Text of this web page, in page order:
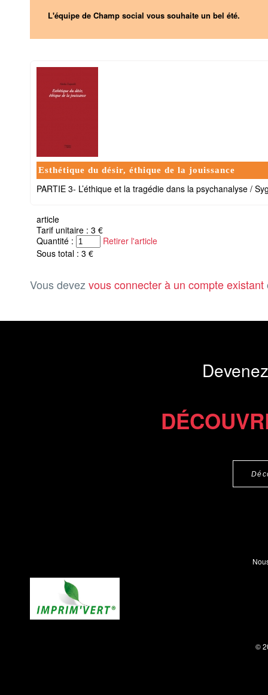
L'équipe de Champ social vous souhaite un bel été.
Esthétique du désir, éthique de la jouissance
PARTIE 3- L’éthique et la tragédie dans la psychanalyse /
article
Tarif unitaire : 3 €
Quantité :
Retirer l'article
Sous total : 3 €
Vous devez vous connecter à un compte existant
©